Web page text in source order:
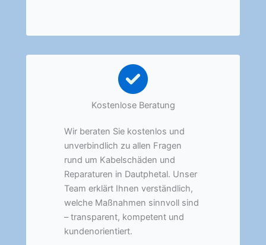
Kostenlose Beratung
Wir beraten Sie kostenlos und
unverbindlich zu allen Fragen
rund um Kabelschäden und
Reparaturen in Dautphetal. Unser
Team erklärt Ihnen verständlich,
welche Maßnahmen sinnvoll sind
– transparent, kompetent und
kundenorientiert.